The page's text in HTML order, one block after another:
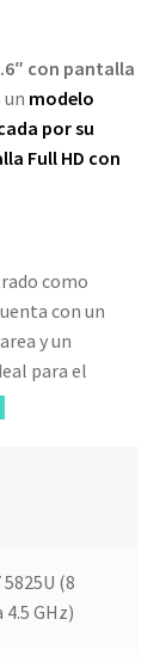
con pantalla
un modelo
por su
Full HD con
como
con un
y un
para el
(8
GHz)